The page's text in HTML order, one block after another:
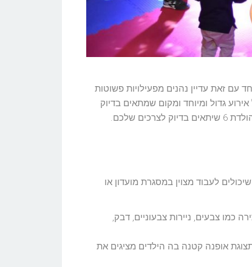
ויחד עם זאת עדיין נהנים מפעילויות פשוטות
גדול ומיוחד ומקום שמתאים בדיוק
בגיל 6, ילדים אוהבים משחקים פשוטים שכוללים הרבה פעילות גופנית והזדמנויות לביטוי יצירתי. הנה כמה רעיונות ליום הולדת 6 שיכולים לעבוד מצוין במסגרת מועדון או
כמו צבעים, ניירות צבעוניים, דבק,
אופנה קטנה בה הילדים מציגים את